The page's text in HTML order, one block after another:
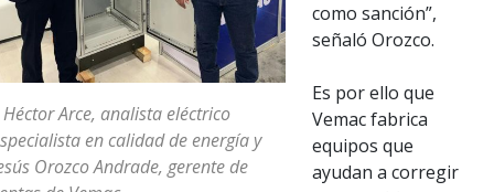
Héctor Arce, analista eléctrico
en calidad de energía y
Orozco Andrade, gerente de
como sanción”,
señaló Orozco.
Es por ello que
Vemac fabrica
equipos que
ayudan a corregir